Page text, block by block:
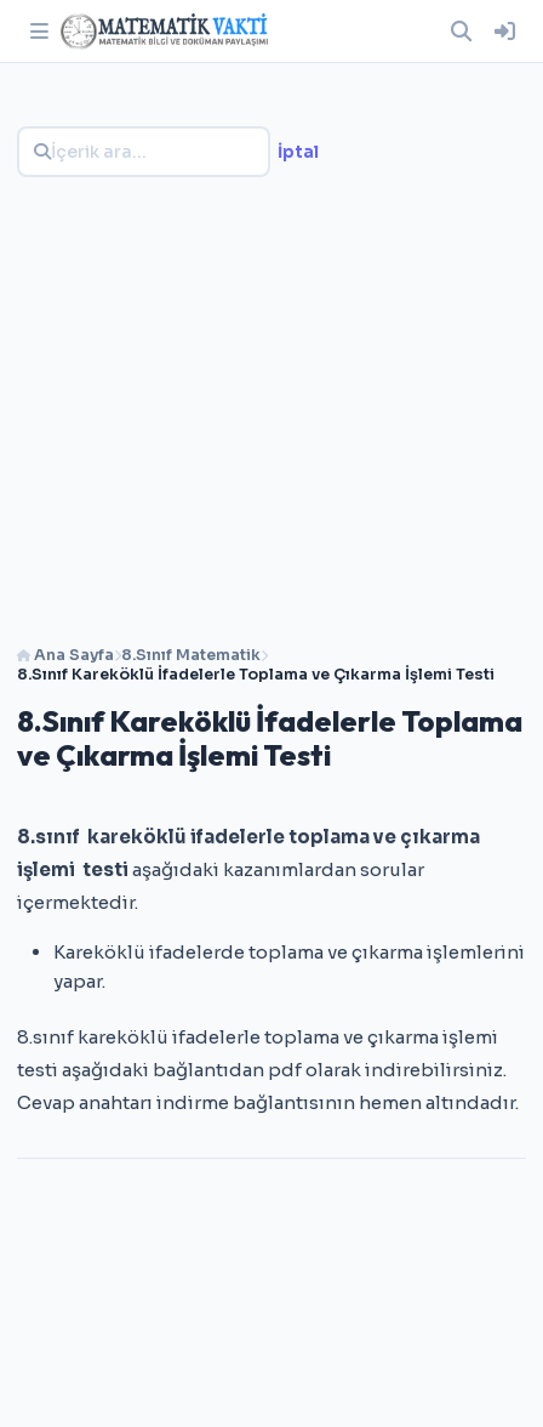
Ana Sayfa 8.Sınıf Matematik
8.Sınıf Kareköklü İfadelerle Toplama ve Çıkarma İşlemi Testi
8.Sınıf Kareköklü İfadelerle Toplama
ve Çıkarma İşlemi Testi
8.sınıf kareköklü ifadelerle toplama ve çıkarma
işlemi testi aşağıdaki kazanımlardan sorular
içermektedir.
Kareköklü ifadelerde toplama ve çıkarma işlemlerini
yapar.
8.sınıf kareköklü ifadelerle toplama ve çıkarma işlemi
testi aşağıdaki bağlantıdan pdf olarak indirebilirsiniz.
Cevap anahtarı indirme bağlantısının hemen altındadır.
İptal